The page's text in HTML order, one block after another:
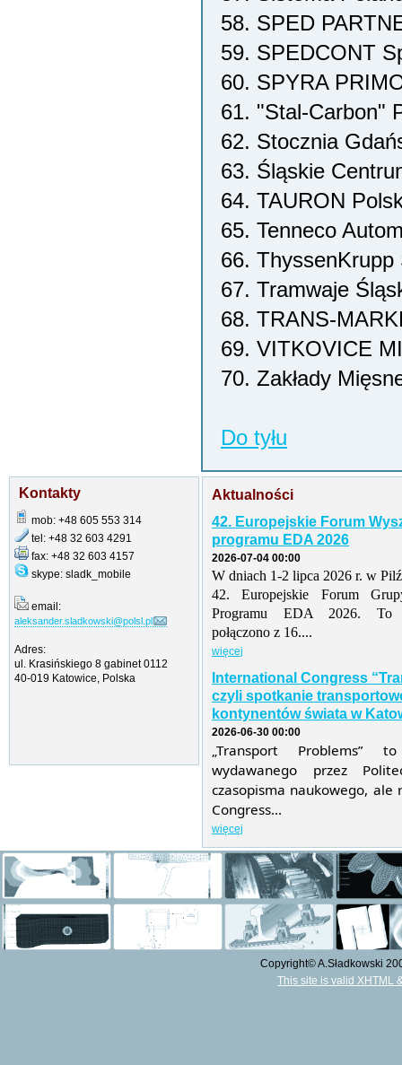
58. SPED
59. SPEDCONT
60. SPYRA
61. "Stal-Carbon"
62. Stocznia
63. Śląskie
64. TAURON
65. Tenneco
66.
67. Tramwaje
68. TRANS-
69. VITKOVICE
70. Zakłady
Do tyłu
Kontakty
mob: +48 605 553 314
tel: +48 32 603 4291
fax: +48 32 603 4157
skype: sladk_mobile
email:
aleksander.sladkowski@polsl.pl
Adres:
ul. Krasińskiego 8 gabinet 0112
40-019 Katowice, Polska
Aktualności
42. Europejskie Forum
programu EDA 2026
2026-07-04 00:00
W dniach 1-2 lipca 2026 r. w
42. Europejskie Forum
Programu EDA 2026. To
połączono z 16....
więcej
International Congress
czyli spotkanie
kontynentów świata w
2026-06-30 00:00
„Transport
wydawanego przez
czasopisma naukowego,
Congress...
więcej
Copyright© A.Sładkowski
This site is valid XHTML